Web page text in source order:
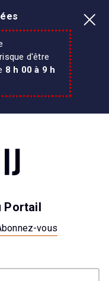
d'être
8 h 00 à 9 h
Portail
vous